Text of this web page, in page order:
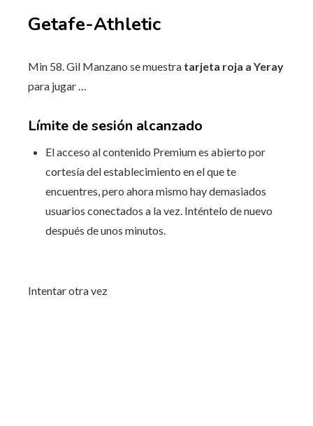
Getafe-Athletic
Min 58. Gil Manzano se muestra tarjeta roja a Yeray
para jugar …
Límite de sesión alcanzado
El acceso al contenido Premium es abierto por
cortesía del establecimiento en el que te
encuentres, pero ahora mismo hay demasiados
usuarios conectados a la vez. Inténtelo de nuevo
después de unos minutos.
Intentar otra vez